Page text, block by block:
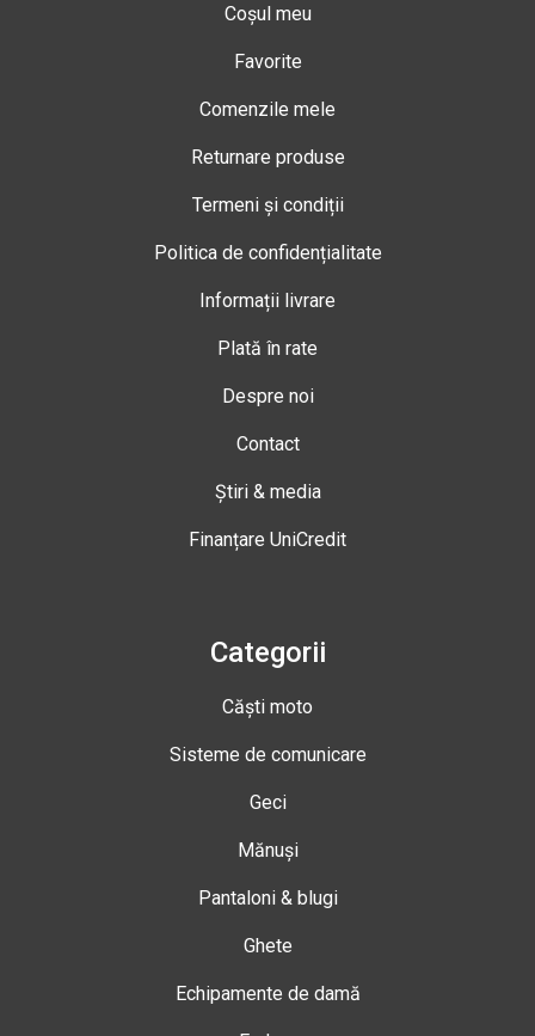
Coșul meu
Favorite
Comenzile mele
Returnare produse
Termeni și condiții
Politica de confidențialitate
Informații livrare
Plată în rate
Despre noi
Contact
Știri & media
Finanțare UniCredit
Categorii
Căști moto
Sisteme de comunicare
Geci
Mănuși
Pantaloni & blugi
Ghete
Echipamente de damă